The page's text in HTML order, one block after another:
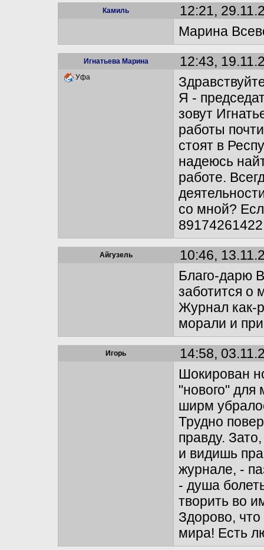
Камиль
12:21,
Марина
Игнатьева Марина 12:43,
Уфа
Я -
зовут
работы
стоят в
надеюсь
работе.
со мной?
Айгузель
10:46,
Благо-дарю
заботится о
Журнал как-
морали и
Игорь
14:58,
Шокирован
"нового" для
ширм
Трудно
правду.
и видишь
журнале, -
- душа
творить во
Здорово,
мира! Есть